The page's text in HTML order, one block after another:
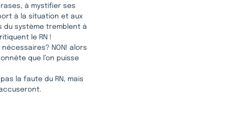
à mystifier ses
à la situation et aux
du système tremblent à
le RN !
NON! alors
que l’on puisse
la faute du RN, mais